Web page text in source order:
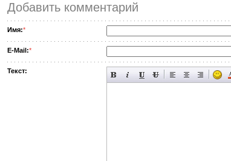
Добавить комментарий
Имя:*
E-Mail:*
Текст: